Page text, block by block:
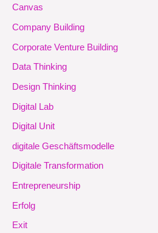
Canvas
Company Building
Corporate Venture Building
Data Thinking
Design Thinking
Digital Lab
Digital Unit
digitale Geschäftsmodelle
Digitale Transformation
Entrepreneurship
Erfolg
Exit